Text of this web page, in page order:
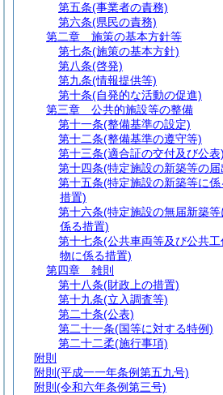
第五条(事業者の責務)
第六条(県民の責務)
第二章
施策の基本方針等
第七条(施策の基本方針)
第八条(啓発)
第九条(情報提供等)
第十条(自発的な活動の促進)
第三章
公共的施設等の整備
第十一条(整備基準の設定)
第十二条(整備基準の遵守等)
第十三条(適合証の交付及び公表)
第十四条(特定施設の新築等の届
第十五条(特定施設の新築等に係
措置)
第十六条(特定施設の無届新築等
係る措置)
第十七条(公共車両等及び公共工
物に係る措置)
第四章
雑則
第十八条(財政上の措置)
第十九条(立入調査等)
第二十条(公表)
第二十一条(国等に対する特例)
第二十二柔(施行事項)
附則
附則 (平成一一年条例第五九号)
附則 (令和六年条例第三号)